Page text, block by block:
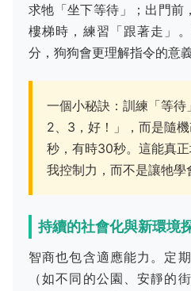
求牠「坐下等待」；出門前
樓梯時，練習「跟著走」
分，狗狗會更理解指令的意
一個小秘訣：訓練「等待
2、3，好！」，而是隨
秒，有時30秒。這能真
我控制力，而不是讓牠學
持續的社會化與新環境
智商也包含適應能力。定
（如不同的公園、安靜的